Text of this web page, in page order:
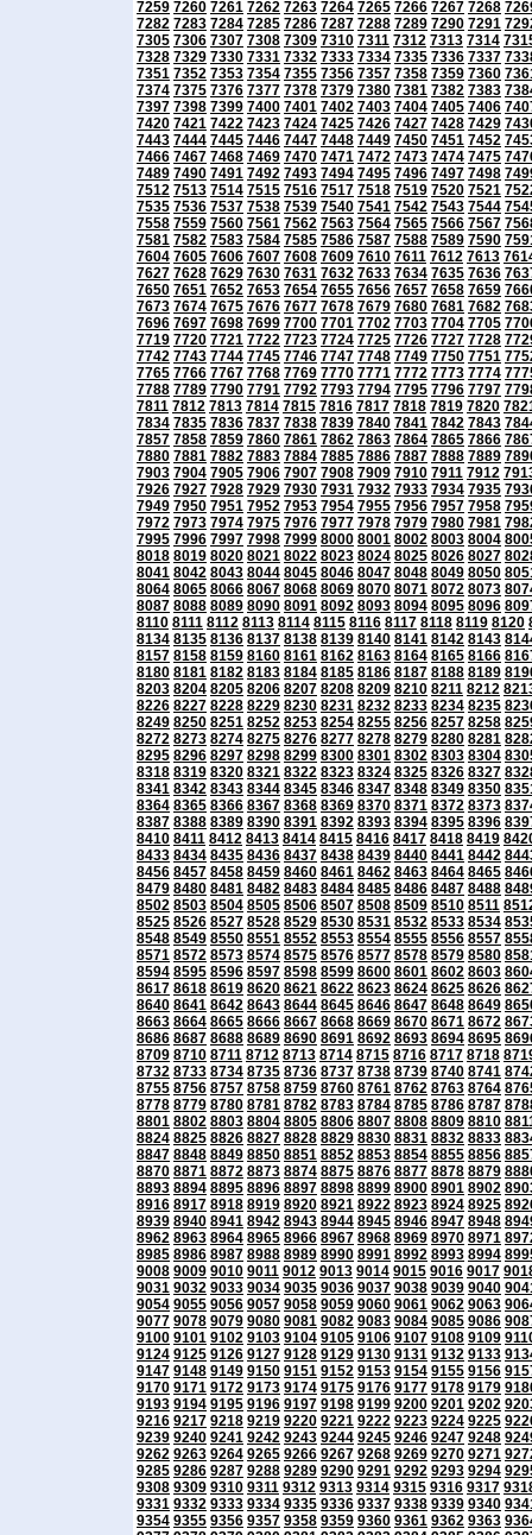
7259 7260 7261 7262 7263 7264 7265 7266 7267 7268
7282 7283 7284 7285 7286 7287 7288 7289 7290 7291
7305 7306 7307 7308 7309 7310 7311 7312 7313 7314
7328 7329 7330 7331 7332 7333 7334 7335 7336 7337
7351 7352 7353 7354 7355 7356 7357 7358 7359 7360
7374 7375 7376 7377 7378 7379 7380 7381 7382 7383
7397 7398 7399 7400 7401 7402 7403 7404 7405 7406
7420 7421 7422 7423 7424 7425 7426 7427 7428 7429
7443 7444 7445 7446 7447 7448 7449 7450 7451 7452
7466 7467 7468 7469 7470 7471 7472 7473 7474 7475
7489 7490 7491 7492 7493 7494 7495 7496 7497 7498
7512 7513 7514 7515 7516 7517 7518 7519 7520 7521
7535 7536 7537 7538 7539 7540 7541 7542 7543 7544
7558 7559 7560 7561 7562 7563 7564 7565 7566 7567
7581 7582 7583 7584 7585 7586 7587 7588 7589 7590
7604 7605 7606 7607 7608 7609 7610 7611 7612 7613
7627 7628 7629 7630 7631 7632 7633 7634 7635 7636
7650 7651 7652 7653 7654 7655 7656 7657 7658 7659
7673 7674 7675 7676 7677 7678 7679 7680 7681 7682
7696 7697 7698 7699 7700 7701 7702 7703 7704 7705
7719 7720 7721 7722 7723 7724 7725 7726 7727 7728
7742 7743 7744 7745 7746 7747 7748 7749 7750 7751
7765 7766 7767 7768 7769 7770 7771 7772 7773 7774
7788 7789 7790 7791 7792 7793 7794 7795 7796 7797
7811 7812 7813 7814 7815 7816 7817 7818 7819 7820
7834 7835 7836 7837 7838 7839 7840 7841 7842 7843
7857 7858 7859 7860 7861 7862 7863 7864 7865 7866
7880 7881 7882 7883 7884 7885 7886 7887 7888 7889
7903 7904 7905 7906 7907 7908 7909 7910 7911 7912
7926 7927 7928 7929 7930 7931 7932 7933 7934 7935
7949 7950 7951 7952 7953 7954 7955 7956 7957 7958
7972 7973 7974 7975 7976 7977 7978 7979 7980 7981
7995 7996 7997 7998 7999 8000 8001 8002 8003 8004
8018 8019 8020 8021 8022 8023 8024 8025 8026 8027
8041 8042 8043 8044 8045 8046 8047 8048 8049 8050
8064 8065 8066 8067 8068 8069 8070 8071 8072 8073
8087 8088 8089 8090 8091 8092 8093 8094 8095 8096
8110 8111 8112 8113 8114 8115 8116 8117 8118 8119 8120
8134 8135 8136 8137 8138 8139 8140 8141 8142 8143
8157 8158 8159 8160 8161 8162 8163 8164 8165 8166
8180 8181 8182 8183 8184 8185 8186 8187 8188 8189
8203 8204 8205 8206 8207 8208 8209 8210 8211 8212
8226 8227 8228 8229 8230 8231 8232 8233 8234 8235
8249 8250 8251 8252 8253 8254 8255 8256 8257 8258
8272 8273 8274 8275 8276 8277 8278 8279 8280 8281
8295 8296 8297 8298 8299 8300 8301 8302 8303 8304
8318 8319 8320 8321 8322 8323 8324 8325 8326 8327
8341 8342 8343 8344 8345 8346 8347 8348 8349 8350
8364 8365 8366 8367 8368 8369 8370 8371 8372 8373
8387 8388 8389 8390 8391 8392 8393 8394 8395 8396
8410 8411 8412 8413 8414 8415 8416 8417 8418 8419
8433 8434 8435 8436 8437 8438 8439 8440 8441 8442
8456 8457 8458 8459 8460 8461 8462 8463 8464 8465
8479 8480 8481 8482 8483 8484 8485 8486 8487 8488
8502 8503 8504 8505 8506 8507 8508 8509 8510 8511
8525 8526 8527 8528 8529 8530 8531 8532 8533 8534
8548 8549 8550 8551 8552 8553 8554 8555 8556 8557
8571 8572 8573 8574 8575 8576 8577 8578 8579 8580
8594 8595 8596 8597 8598 8599 8600 8601 8602 8603
8617 8618 8619 8620 8621 8622 8623 8624 8625 8626
8640 8641 8642 8643 8644 8645 8646 8647 8648 8649
8663 8664 8665 8666 8667 8668 8669 8670 8671 8672
8686 8687 8688 8689 8690 8691 8692 8693 8694 8695
8709 8710 8711 8712 8713 8714 8715 8716 8717 8718
8732 8733 8734 8735 8736 8737 8738 8739 8740 8741
8755 8756 8757 8758 8759 8760 8761 8762 8763 8764
8778 8779 8780 8781 8782 8783 8784 8785 8786 8787
8801 8802 8803 8804 8805 8806 8807 8808 8809 8810
8824 8825 8826 8827 8828 8829 8830 8831 8832 8833
8847 8848 8849 8850 8851 8852 8853 8854 8855 8856
8870 8871 8872 8873 8874 8875 8876 8877 8878 8879
8893 8894 8895 8896 8897 8898 8899 8900 8901 8902
8916 8917 8918 8919 8920 8921 8922 8923 8924 8925
8939 8940 8941 8942 8943 8944 8945 8946 8947 8948
8962 8963 8964 8965 8966 8967 8968 8969 8970 8971
8985 8986 8987 8988 8989 8990 8991 8992 8993 8994
9008 9009 9010 9011 9012 9013 9014 9015 9016 9017
9031 9032 9033 9034 9035 9036 9037 9038 9039 9040
9054 9055 9056 9057 9058 9059 9060 9061 9062 9063
9077 9078 9079 9080 9081 9082 9083 9084 9085 9086
9100 9101 9102 9103 9104 9105 9106 9107 9108 9109
9124 9125 9126 9127 9128 9129 9130 9131 9132 9133
9147 9148 9149 9150 9151 9152 9153 9154 9155 9156
9170 9171 9172 9173 9174 9175 9176 9177 9178 9179
9193 9194 9195 9196 9197 9198 9199 9200 9201 9202
9216 9217 9218 9219 9220 9221 9222 9223 9224 9225
9239 9240 9241 9242 9243 9244 9245 9246 9247 9248
9262 9263 9264 9265 9266 9267 9268 9269 9270 9271
9285 9286 9287 9288 9289 9290 9291 9292 9293 9294
9308 9309 9310 9311 9312 9313 9314 9315 9316 9317
9331 9332 9333 9334 9335 9336 9337 9338 9339 9340
9354 9355 9356 9357 9358 9359 9360 9361 9362 9363